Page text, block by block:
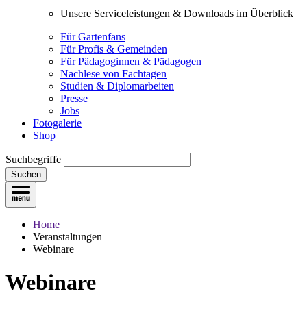
Unsere Serviceleistungen & Downloads im Überblick
Für Gartenfans
Für Profis & Gemeinden
Für Pädagoginnen & Pädagogen
Nachlese von Fachtagen
Studien & Diplomarbeiten
Presse
Jobs
Fotogalerie
Shop
Suchbegriffe
Suchen
Home
Veranstaltungen
Webinare
Webinare